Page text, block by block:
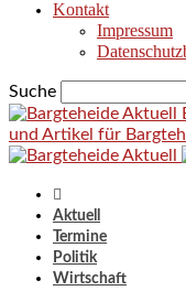
Kontakt
Impressum
Suche
und Artikel für
Aktuell
Termine
Politik
Wirtschaft